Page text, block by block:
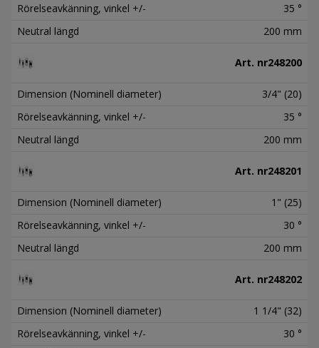
Rörelseavkänning, vinkel +/-
35 °
Neutral längd
200 mm
Art. nr248200
Dimension (Nominell diameter)
3/4" (20)
Rörelseavkänning, vinkel +/-
35 °
Neutral längd
200 mm
Art. nr248201
Dimension (Nominell diameter)
1" (25)
Rörelseavkänning, vinkel +/-
30 °
Neutral längd
200 mm
Art. nr248202
Dimension (Nominell diameter)
1 1/4" (32)
Rörelseavkänning, vinkel +/-
30 °